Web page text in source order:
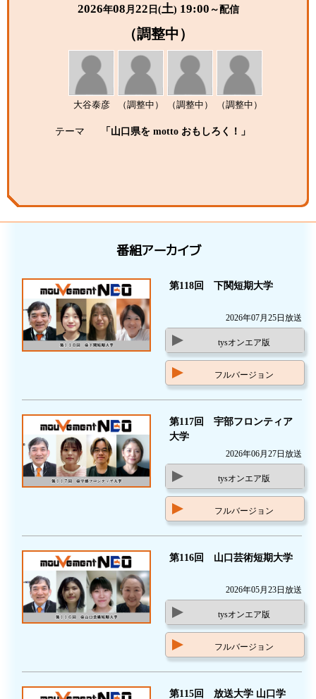
2026年08 月 22 日(土) 19:00 ～配信
（調整中）
大谷泰彦 （調整中） （調整中） （調整中）
テーマ 「山口県を motto おもしろく！」
番組アーカイブ
第118回 下関短期大学
2026年07月25日放送
tysオンエア版
フルバージョン
第117回 宇部フロンティア
大学
2026年06月27日放送
tysオンエア版
フルバージョン
第116回 山口芸術短期大学
2026年05月23日放送
tysオンエア版
フルバージョン
第115回 放送大学 山口学